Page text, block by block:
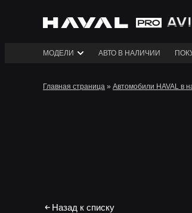
МОДЕЛИ АВТО В НАЛИЧИИ
Главная страница » Автомобили HAVAL в
Назад к списку